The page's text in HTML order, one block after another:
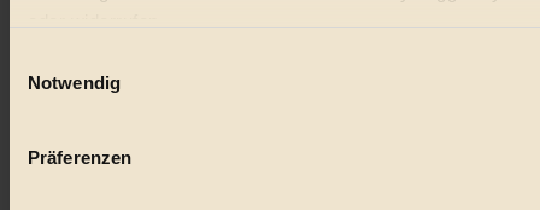
Wenn Sie es erlauben, würden wir auch gerne:
Ihr Gerät durch aktives Scannen nach bestimmten
Notwendig
Präferenzen
Vegan